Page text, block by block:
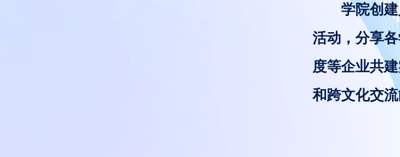
学院创
活动，分享
度等企业共
和跨文化交